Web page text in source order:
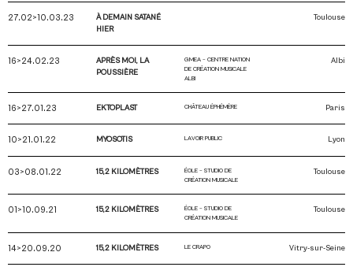
27.02>10.03.23
À DEMAIN SATANÉ
HIER
Toulouse
16>24.02.23
APRÈS MOI, LA
POUSSIÈRE
GMEA – CENTRE NATION
DE CRÉATION MUSICALE
ALBI
Albi
16>27.01.23 EKTOPLAST CHÂTEAU ÉPHÉMÈRE Paris
10>21.01.22 MYOSOTIS LAVOIR PUBLIC Lyon
03>08.01.22 15,2 KILOMÈTRES
ÉOLE – STUDIO DE
CRÉATION MUSICALE
Toulouse
01>10.09.21 15,2 KILOMÈTRES
ÉOLE – STUDIO DE
CRÉATION MUSICALE
Toulouse
14>20.09.20 15,2 KILOMÈTRES LE CRAPO Vitry-sur-Seine